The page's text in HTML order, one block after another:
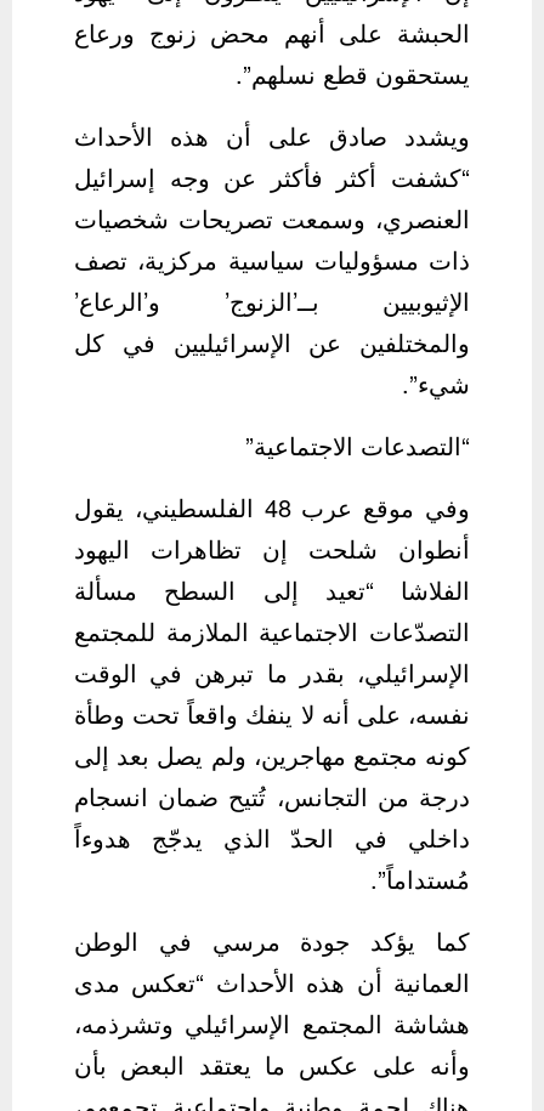
الحبشة على أنهم محض زنوج ورعاع
يستحقون قطع نسلهم”.
ويشدد صادق على أن هذه الأحداث
“كشفت أكثر فأكثر عن وجه إسرائيل
العنصري، وسمعت تصريحات شخصيات
ذات مسؤوليات سياسية مركزية، تصف
الإثيوبيين بــ’الزنوج’ و’الرعاع’
والمختلفين عن الإسرائيليين في كل
شيء”.
“التصدعات الاجتماعية”
وفي موقع عرب 48 الفلسطيني، يقول
أنطوان شلحت إن تظاهرات اليهود
الفلاشا “تعيد إلى السطح مسألة
التصدّعات الاجتماعية الملازمة للمجتمع
الإسرائيلي، بقدر ما تبرهن في الوقت
نفسه، على أنه لا ينفك واقعاً تحت وطأة
كونه مجتمع مهاجرين، ولم يصل بعد إلى
درجة من التجانس، تُتيح ضمان انسجام
داخلي في الحدّ الذي يدجّج هدوءاً
مُستداماً”.
كما يؤكد جودة مرسي في الوطن
العمانية أن هذه الأحداث “تعكس مدى
هشاشة المجتمع الإسرائيلي وتشرذمه،
وأنه على عكس ما يعتقد البعض بأن